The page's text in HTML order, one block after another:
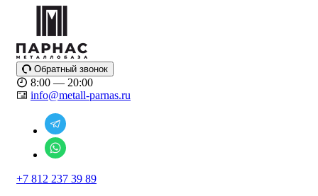
Обратный звонок
8:00 — 20:00
info@metall-parnas.ru
+7 812 237 39 89